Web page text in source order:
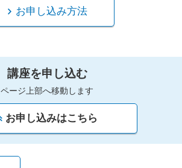
お申し込み方法
講座を申し込む
ページ上部へ移動します
お申し込みはこちら